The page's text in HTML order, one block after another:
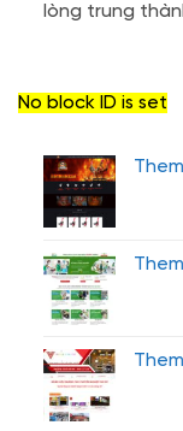
lòng trung
No block ID is set